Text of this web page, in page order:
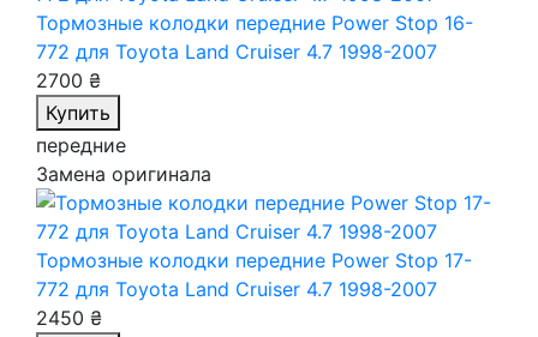
Тормозные колодки передние Power Stop 16-
772 для Toyota Land Cruiser 4.7 1998-2007
2700 ₴
Купить
передние
Замена оригинала
Тормозные колодки передние Power Stop 17-
772 для Toyota Land Cruiser 4.7 1998-2007
2450 ₴